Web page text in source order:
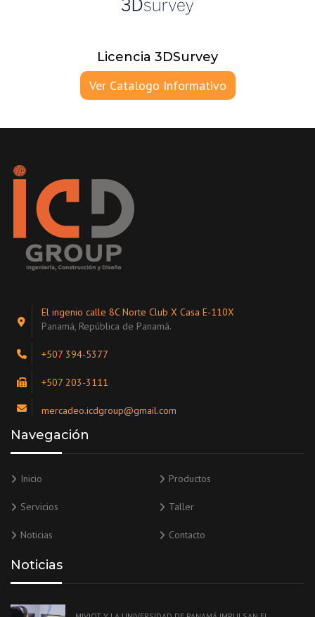
Licencia 3DSurvey
Ver Catalogo Informativo
El ingenio calle 8C Norte Club X Casa E-110X
Panamá, República de Panamá.
+507 394-5377
+507 203-3111
mercadeo.icdgroup@gmail.com
Navegación
Inicio Productos
Servicios Taller
Noticias Contacto
Noticias